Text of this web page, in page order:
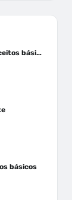
Intubação Orotraqueal: conceitos básicos
básicos